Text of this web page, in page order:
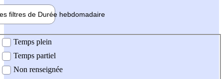
filtres de Durée hebdomadaire
Temps plein
Temps partiel
Non renseignée